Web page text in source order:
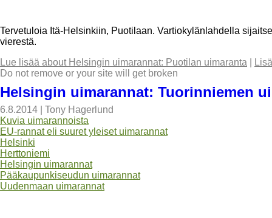
Tervetuloia Itä-Helsinkiin, Puotilaan. Vartiokylänlahdella
vierestä.
Lue lisää about Helsingin uimarannat: Puotilan uimaranta
Do not remove or your site will get broken
Helsingin uimarannat: Tuorinniemen
6.8.2014
Tony Hagerlund
Kuvia uimarannoista
EU-rannat eli suuret yleiset uimarannat
Helsinki
Herttoniemi
Helsingin uimarannat
Pääkaupunkiseudun uimarannat
Uudenmaan uimarannat